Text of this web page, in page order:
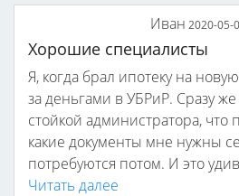
Иван 2020-05-
Хорошие специалисты
Я, когда брал ипотеку на
за деньгами в УБРиР. Сразу же
стойкой администратора,
какие документы мне нужны
потребуются потом. И это
Читать далее